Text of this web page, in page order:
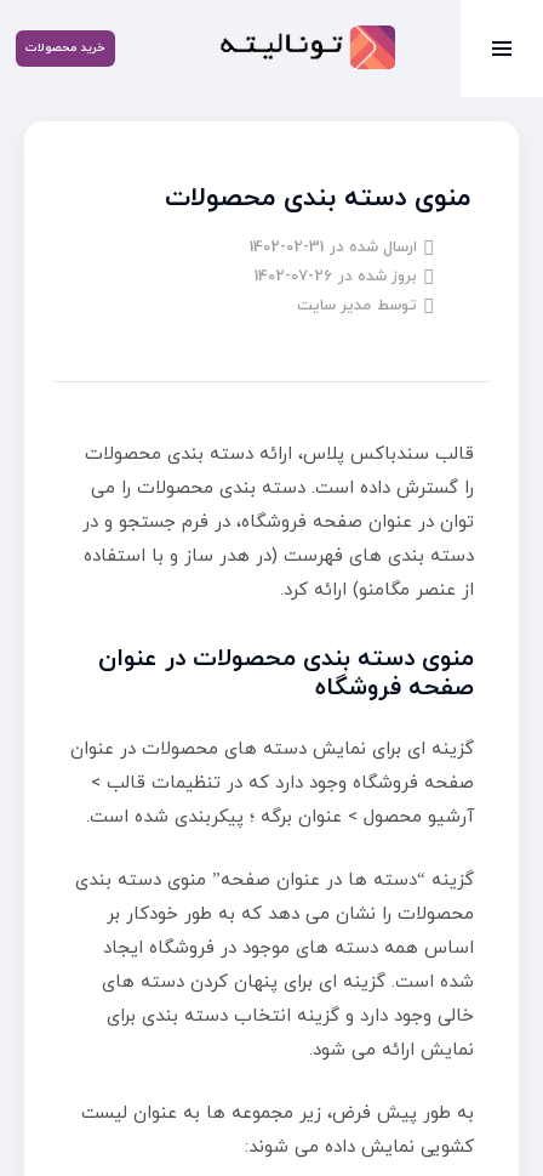
خرید محصولات
منوی دسته بندی محصولات
ارسال شده در 1402-02-31
بروز شده در 1402-07-26
توسط مدیر سایت
قالب سندباکس پلاس، ارائه دسته بندی محصولات
را گسترش داده است. دسته بندی محصولات را می
توان در عنوان صفحه فروشگاه، در فرم جستجو و در
دسته بندی های فهرست (در هدر ساز و با استفاده
از عنصر مگامنو) ارائه کرد.
منوی دسته بندی محصولات در عنوان
صفحه فروشگاه
گزینه ای برای نمایش دسته های محصولات در عنوان
صفحه فروشگاه وجود دارد که در تنظیمات قالب >
آرشیو محصول > عنوان برگه ؛ پیکربندی شده است.
گزینه “دسته ها در عنوان صفحه” منوی دسته بندی
محصولات را نشان می دهد که به طور خودکار بر
اساس همه دسته های موجود در فروشگاه ایجاد
شده است. گزینه ای برای پنهان کردن دسته های
خالی وجود دارد و گزینه انتخاب دسته بندی برای
نمایش ارائه می شود.
به طور پیش فرض، زیر مجموعه ها به عنوان لیست
کشویی نمایش داده می شوند: